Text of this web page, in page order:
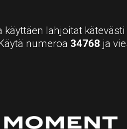
käyttäen lahjoitat kätevästi
numeroa 34768 ja